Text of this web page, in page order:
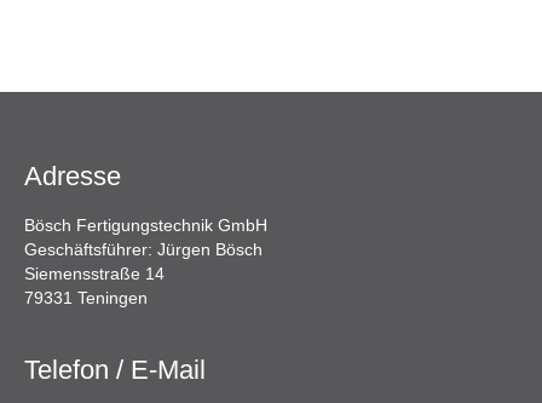
Adresse
Bösch Fertigungstechnik GmbH
Geschäftsführer: Jürgen Bösch
Siemensstraße 14
79331 Teningen
Telefon / E-Mail